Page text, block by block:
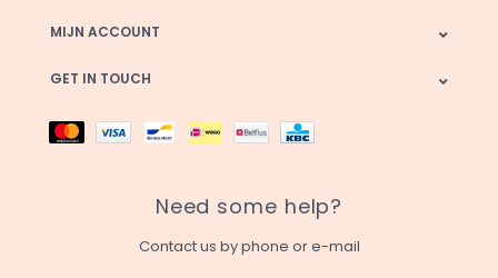
MIJN ACCOUNT
GET IN TOUCH
Need some help?
Contact us by phone or e-mail